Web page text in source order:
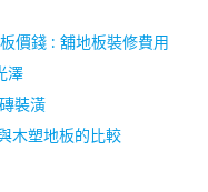
價錢 : 舖地板裝修費用
澤
裝潢
木塑地板的比較